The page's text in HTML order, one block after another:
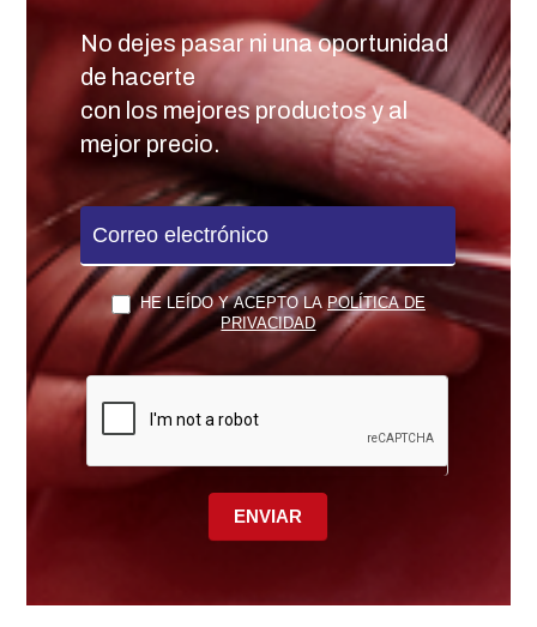
No dejes pasar ni una oportunidad
de hacerte
con los mejores productos y al
mejor precio.
Newsletter
HE LEÍDO Y ACEPTO LAPOLÍTICA DE
PRIVACIDAD
ENVIAR